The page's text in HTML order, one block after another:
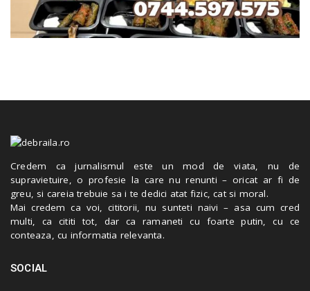
Credem ca jurnalismul este un mod de viata, nu de
supravietuire, o profesie la care nu renunti – oricat ar fi de
greu, si careia trebuie sa i te dedici atat fizic, cat si moral.
Mai credem ca voi, cititorii, nu sunteti naivi – asa cum cred
multi, ca cititi tot, dar ca ramaneti cu foarte putin, cu ce
conteaza, cu informatia relevanta.
SOCIAL